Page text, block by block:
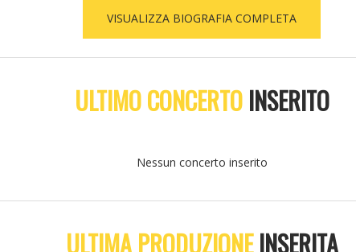
VISUALIZZA BIOGRAFIA COMPLETA
ULTIMO CONCERTO INSERITO
Nessun concerto inserito
ULTIMA PRODUZIONEINSERITA